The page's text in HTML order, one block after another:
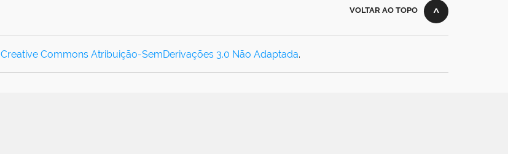
VOLTAR AO TOPO
Creative Commons Atribuição-SemDerivações 3.0 Não Adaptada.